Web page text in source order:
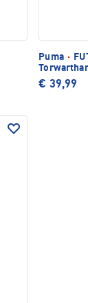
Puma ·
€ 39,99